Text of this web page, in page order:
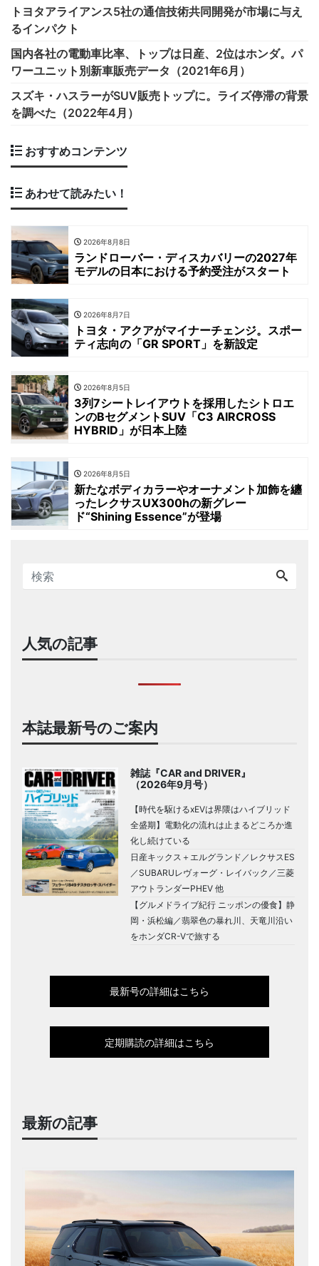
トヨタアライアンス5社の通信技術共同開発が市場に与え
るインパクト
国内各社の電動車比率、トップは日産、2位はホンダ。パ
ワーユニット別新車販売データ（2021年6月）
スズキ・ハスラーがSUV販売トップに。ライズ停滞の背景
を調べた（2022年4月）
おすすめコンテンツ
あわせて読みたい！
2026年8月8日
ランドローバー・ディスカバリーの2027年
モデルの日本における予約受注がスタート
2026年8月7日
トヨタ・アクアがマイナーチェンジ。スポー
ティ志向の「GR SPORT」を新設定
2026年8月5日
3列7シートレイアウトを採用したシトロエ
ンのBセグメントSUV「C3 AIRCROSS
HYBRID」が日本上陸
2026年8月5日
新たなボディカラーやオーナメント加飾を纏
ったレクサスUX300hの新グレー
ド“Shining Essence”が登場
人気の記事
本誌最新号のご案内
雑誌『CAR and DRIVER』
（2026年9月号）
【時代を駆けるxEVは界隈はハイブリッド
全盛期】電動化の流れは止まるどころか進
化し続けている
日産キックス＋エルグランド／レクサスES
／SUBARUレヴォーグ・レイバック／三菱
アウトランダーPHEV 他
【グルメドライブ紀行 ニッポンの優食】静
岡・浜松編／翡翠色の暴れ川、天竜川沿い
をホンダCR-Vで旅する
最新号の詳細はこちら
定期購読の詳細はこちら
最新の記事